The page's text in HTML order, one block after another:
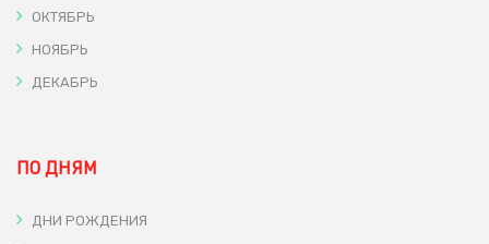
ОКТЯБРЬ
НОЯБРЬ
ДЕКАБРЬ
ПО ДНЯМ
ДНИ РОЖДЕНИЯ